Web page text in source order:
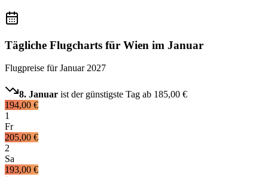
Tägliche Flugcharts für Wien im Januar
Flugpreise fürJanuar 2027
8. Januar ist der günstigste Tag ab 185,00 €
194,00 €
1
Fr
205,00 €
2
Sa
193,00 €